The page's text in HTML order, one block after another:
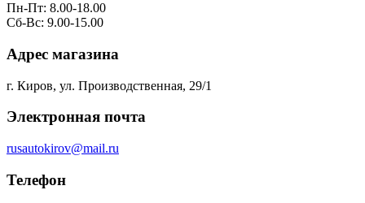
Пн-Пт: 8.00-18.00
Сб-Вс: 9.00-15.00
Адрес магазина
г. Киров, ул. Производственная, 29/1
Электронная почта
rusautokirov@mail.ru
Телефон